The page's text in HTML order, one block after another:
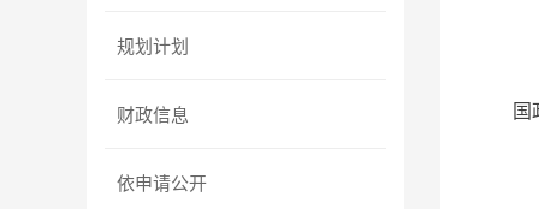
规划计划
财政信息
依申请公开
国